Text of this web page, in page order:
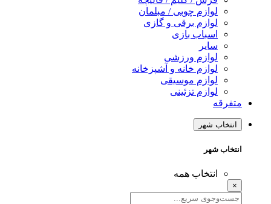
لوازم چوبی / مبلمان
لوازم برقی و گازی
اسباب بازی
سایر
لوازم ورزشی
لوازم خانه و آشپزخانه
لوازم موسیقی
لوازم تزئینی
متفرقه
انتخاب شهر
انتخاب شهر
انتخاب همه